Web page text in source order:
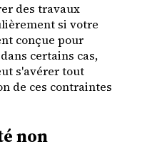
des travaux
si votre
conçue pour
certains cas,
s'avérer tout
de ces contraintes
non